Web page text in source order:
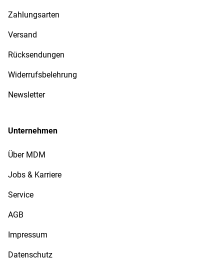
Zahlungsarten
Versand
Rücksendungen
Widerrufsbelehrung
Newsletter
Unternehmen
Über MDM
Jobs & Karriere
Service
AGB
Impressum
Datenschutz